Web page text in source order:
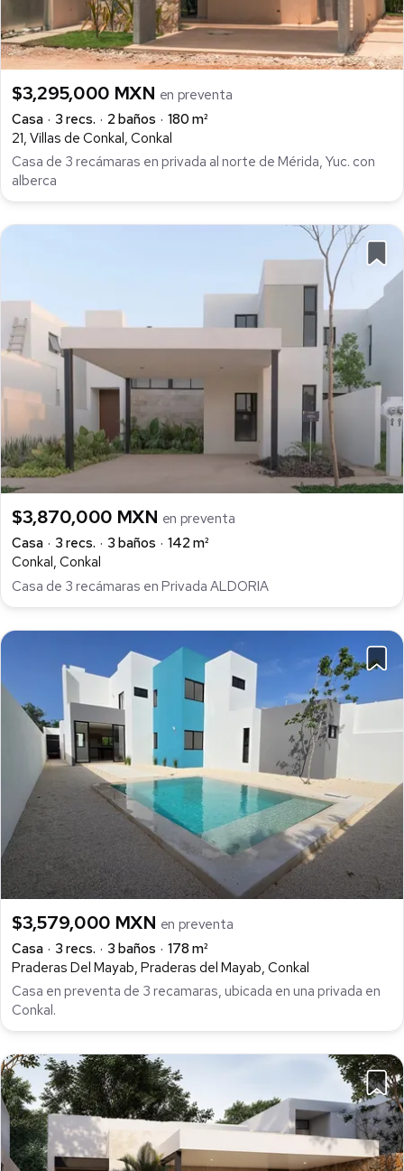
$3,295,000 MXN en preventa
Casa
3 recs. 2 baños
180 m²
21, Villas de Conkal, Conkal
Casa de 3 recámaras en privada al norte de Mérida, Yuc. con
alberca
$3,870,000 MXN en preventa
Casa
3 recs. 3 baños
142 m²
Conkal, Conkal
Casa de 3 recámaras en Privada ALDORIA
$3,579,000 MXN en preventa
Casa
3 recs. 3 baños
178 m²
Praderas Del Mayab, Praderas del Mayab, Conkal
Casa en preventa de 3 recamaras, ubicada en una privada en
Conkal.